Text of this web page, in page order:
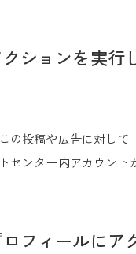
ションを実行
の投稿や広告に対し
ンター内アカウント
フィールにア